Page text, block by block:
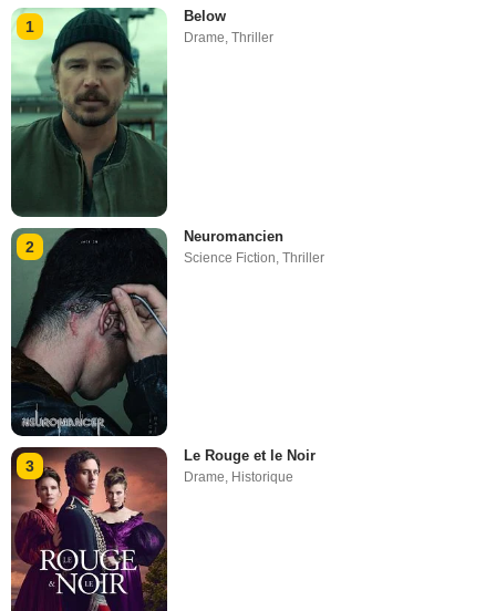
1
Below
Drame,Thriller
2
Neuromancien
Science Fiction ,Thriller
3
Le Rouge et le Noir
Drame, Historique